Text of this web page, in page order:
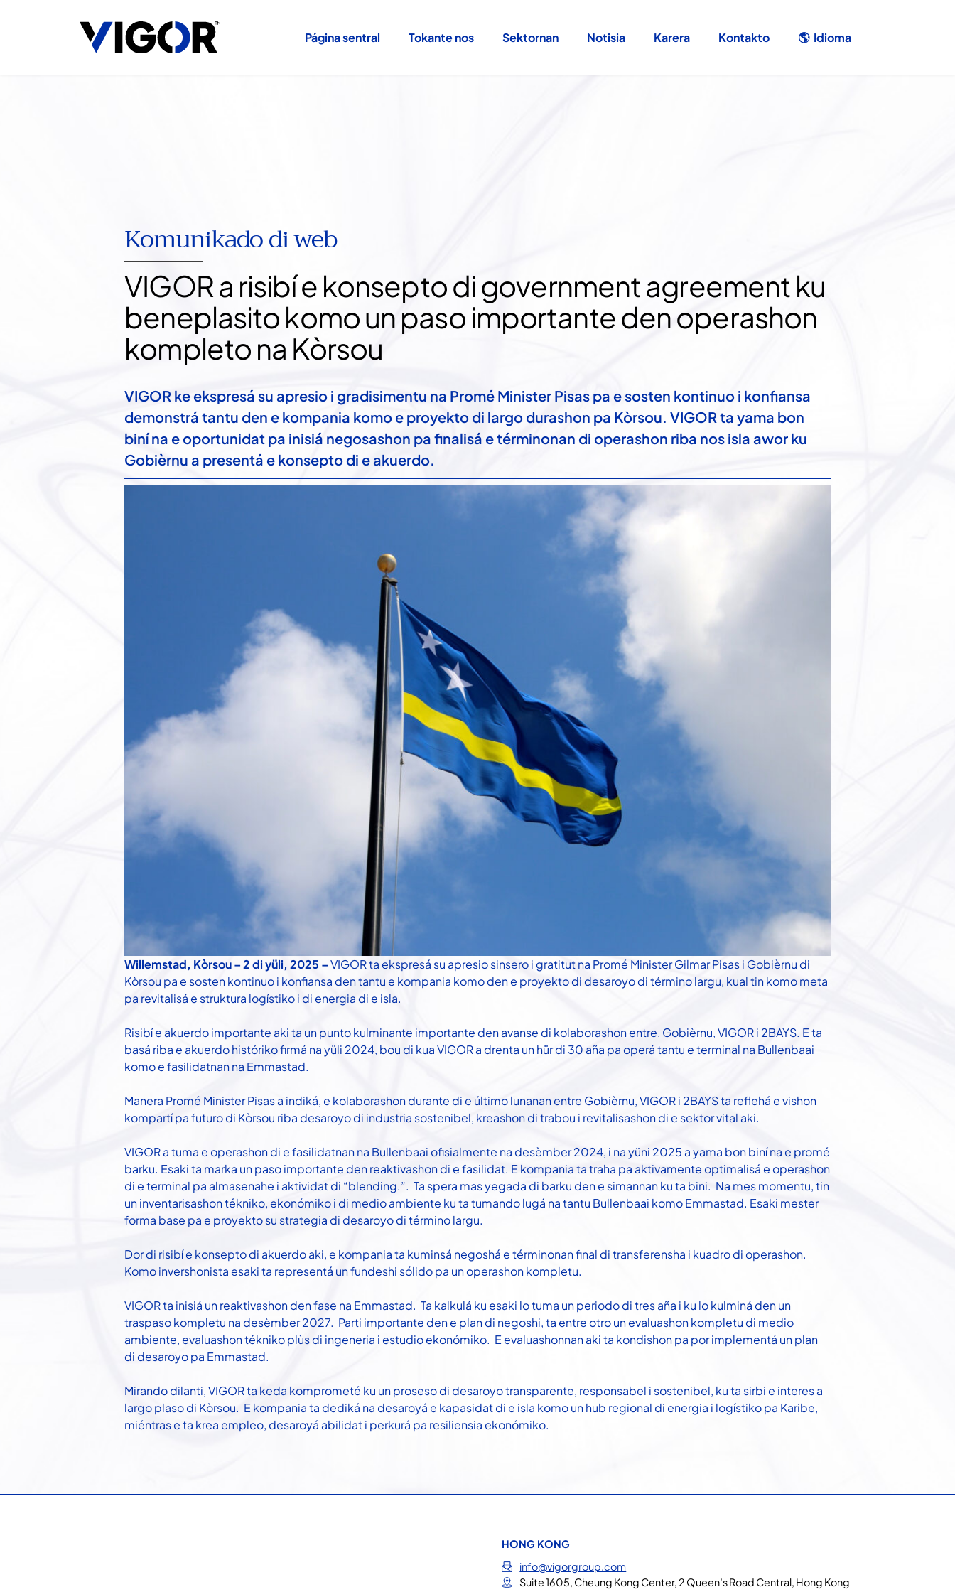
Página sentral Tokante nos Sektornan Notisia Karera Kontakto 🌎  Idioma
Komunikado di web
VIGOR a risibí e konsepto di government agreement ku
beneplasito komo un paso importante den operashon
kompleto na Kòrsou
VIGOR ke ekspresá su apresio i gradisimentu na Promé Minister Pisas pa e sosten kontinuo i konfiansa
demonstrá tantu den e kompania komo e proyekto di largo durashon pa Kòrsou. VIGOR ta yama bon
biní na e oportunidat pa inisiá negosashon pa finalisá e términonan di operashon riba nos isla awor ku
Gobièrnu a presentá e konsepto di e akuerdo.
Willemstad, Kòrsou – 2 di yüli, 2025 –VIGOR ta ekspresá su apresio sinsero i gratitut na Promé Minister Gilmar Pisas i Gobièrnu di
Kòrsou pa e sosten kontinuo i konfiansa den tantu e kompania komo den e proyekto di desaroyo di término largu, kual tin komo meta
pa revitalisá e struktura logístiko i di energia di e isla.
Risibí e akuerdo importante aki ta un punto kulminante importante den avanse di kolaborashon entre, Gobièrnu, VIGOR i 2BAYS. E ta
basá riba e akuerdo históriko firmá na yüli 2024, bou di kua VIGOR a drenta un hür di 30 aña pa operá tantu e terminal na Bullenbaai
komo e fasilidatnan na Emmastad.
Manera Promé Minister Pisas a indiká, e kolaborashon durante di e último lunanan entre Gobièrnu, VIGOR i 2BAYS ta reflehá e vishon
kompartí pa futuro di Kòrsou riba desaroyo di industria sostenibel, kreashon di trabou i revitalisashon di e sektor vital aki.
VIGOR a tuma e operashon di e fasilidatnan na Bullenbaai ofisialmente na desèmber 2024, i na yüni 2025 a yama bon biní na e promé
barku. Esaki ta marka un paso importante den reaktivashon di e fasilidat. E kompania ta traha pa aktivamente optimalisá e operashon
di e terminal pa almasenahe i aktividat di “blending.”. Ta spera mas yegada di barku den e simannan ku ta bini. Na mes momentu, tin
un inventarisashon tékniko, ekonómiko i di medio ambiente ku ta tumando lugá na tantu Bullenbaai komo Emmastad. Esaki mester
forma base pa e proyekto su strategia di desaroyo di término largu.
Dor di risibí e konsepto di akuerdo aki, e kompania ta kuminsá negoshá e términonan final di transferensha i kuadro di operashon.
Komo invershonista esaki ta representá un fundeshi sólido pa un operashon kompletu.
VIGOR ta inisiá un reaktivashon den fase na Emmastad. Ta kalkulá ku esaki lo tuma un periodo di tres aña i ku lo kulminá den un
traspaso kompletu na desèmber 2027. Parti importante den e plan di negoshi, ta entre otro un evaluashon kompletu di medio
ambiente, evaluashon tékniko plùs di ingeneria i estudio ekonómiko. E evaluashonnan aki ta kondishon pa por implementá un plan
di desaroyo pa Emmastad.
Mirando dilanti, VIGOR ta keda komprometé ku un proseso di desaroyo transparente, responsabel i sostenibel, ku ta sirbi e interes a
largo plaso di Kòrsou. E kompania ta dediká na desaroyá e kapasidat di e isla komo un hub regional di energia i logístiko pa Karibe,
miéntras e ta krea empleo, desaroyá abilidat i perkurá pa resiliensia ekonómiko.
HONG KONG
info@vigorgroup.com
Suite 1605, Cheung Kong Center, 2 Queen’s Road Central, Hong Kong